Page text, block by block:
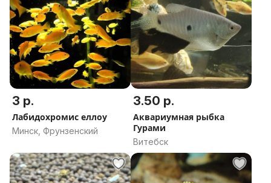
3 р.
Лабидохромис еллоу
Минск, Фрунзенский
3.50 р.
Аквариумная рыбка
Гурами
Витебск